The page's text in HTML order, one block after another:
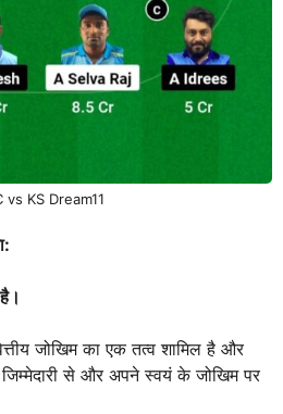
vs KS Dream11
जोखिम का एक तत्व शामिल है और
से और अपने स्वयं के जोखिम पर